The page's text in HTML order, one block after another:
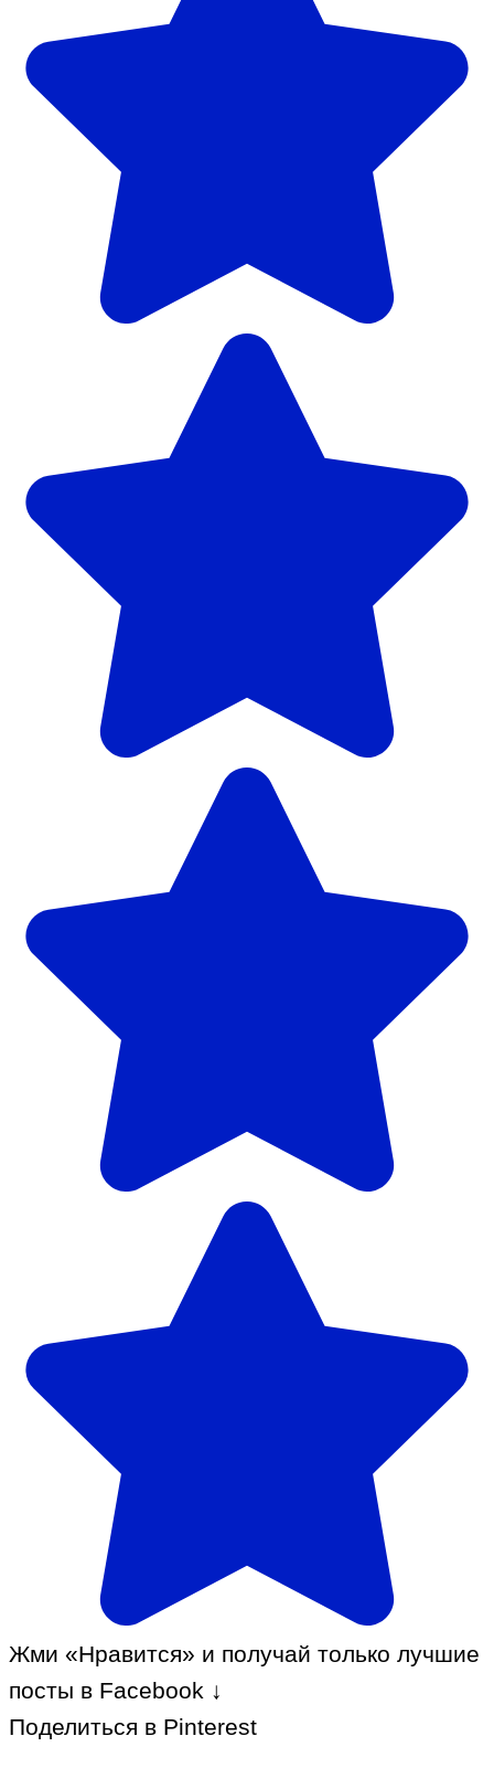
Жми «Нравится» и получай только лучшие
посты в Facebook ↓
Поделиться в Pinterest